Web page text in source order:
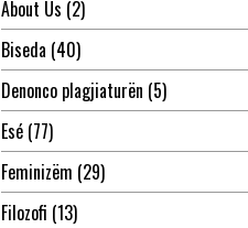
About Us (2)
Biseda (40)
Denonco plagjiaturën (5)
Esé(77)
Feminizëm (29)
Filozofi (13)